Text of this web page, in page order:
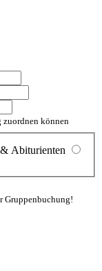
können
Abiturienten
Gruppenbuchung!